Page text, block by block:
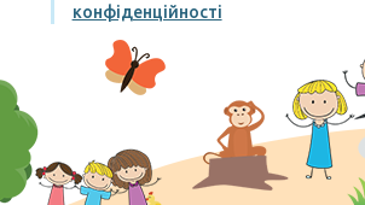
конфіденційності